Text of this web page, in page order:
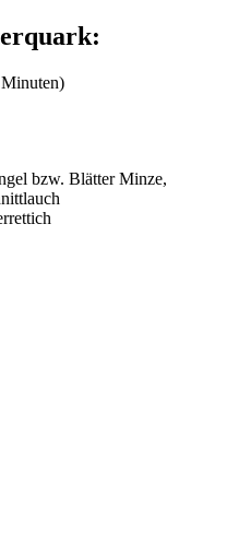
bzw. Blätter Minze,